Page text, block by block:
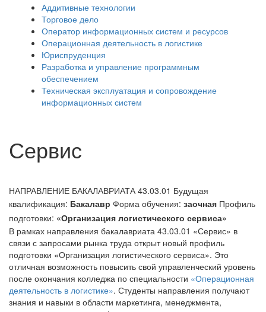
Аддитивные технологии
Торговое дело
Оператор информационных систем и ресурсов
Операционная деятельность в логистике
Юриспруденция
Разработка и управление программным
обеспечением
Техническая эксплуатация и сопровождение
информационных систем
Сервис
НАПРАВЛЕНИЕ БАКАЛАВРИАТА 43.03.01 Будущая
квалификация: Бакалавр Форма обучения: заочная Профиль
подготовки: «Организация логистического сервиса»
В рамках направления бакалавриата 43.03.01 «Сервис» в
связи с запросами рынка труда открыт новый профиль
подготовки «Организация логистического сервиса». Это
отличная возможность повысить свой управленческий уровень
после окончания колледжа по специальности «Операционная
деятельность в логистике». Студенты направления получают
знания и навыки в области маркетинга, менеджмента,